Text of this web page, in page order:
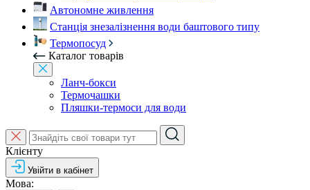
Автономне живлення
Станція знезалізнення води баштового типу
Термопосуд
Каталог товарів
Ланч-бокси
Термочашки
Пляшки-термоси для води
Клієнту
Увійти в кабінет
Мова: